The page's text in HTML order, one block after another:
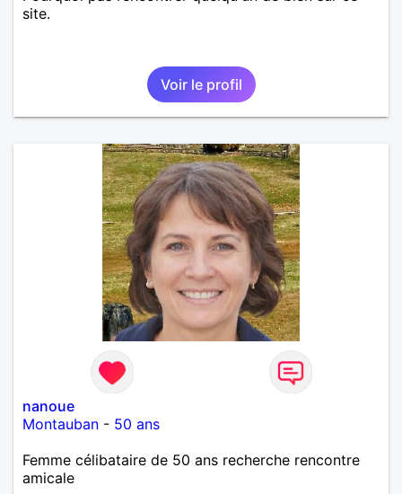
site.
Voir le profil
nanoue
Montauban - 50 ans
Femme célibataire de 50 ans recherche rencontre
amicale